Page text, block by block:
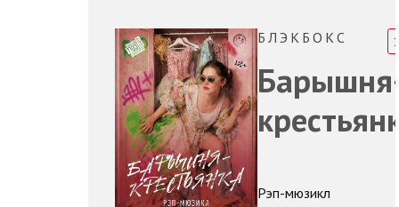
БЛЭКБОКС
Рэп-мюзикл